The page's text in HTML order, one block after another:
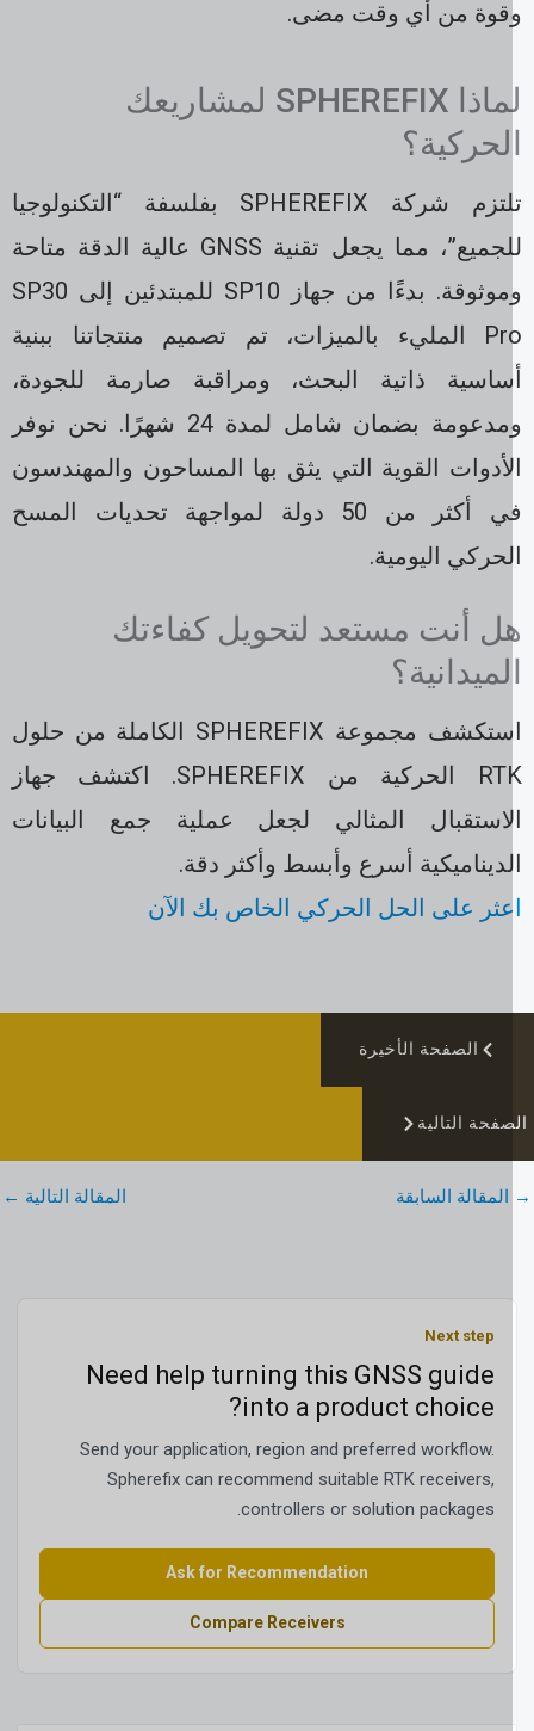
من أي وقت مضى.
لماذا SPHEREFIX لمشاريعك
تلتزم شركة SPHEREFIX بفلسفة “التكنولوجيا
للجميع”، مما يجعل تقنية GNSS عالية الدقة متاحة
وموثوقة. بدءًا من جهاز SP10 للمبتدئين إلى SP30
Pro المليء بالميزات، تم تصميم منتجاتنا ببنية
ذاتية البحث، ومراقبة صارمة للجودة،
ومدعومة بضمان شامل لمدة 24 شهرًا. نحن نوفر
القوية التي يثق بها المساحون والمهندسون
في أكثر من 50 دولة لمواجهة تحديات المسح
اليومية.
أنت مستعد لتحويل كفاءتك
استكشف مجموعة SPHEREFIX الكاملة من حلول
RTK الحركية من SPHEREFIX. اكتشف جهاز
المثالي لجعل عملية جمع البيانات
أسرع وأبسط وأكثر دقة.
على الحل الحركي الخاص بك الآن
الصفحة الأخيرة
التالية
السابقة المقالة التالية←
Next step
Need help turning this GNSS guide
into a product choice?
Send your application, region and preferred workflow.
Spherefix can recommend suitable RTK receivers,
controllers or solution packages.
Ask for Recommendation
Compare Receivers